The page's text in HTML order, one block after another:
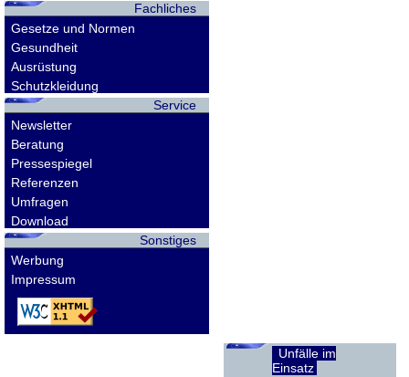
Fachliches
Gesetze und Normen
Gesundheit
Ausrüstung
Schutzkleidung
Service
Newsletter
Beratung
Pressespiegel
Referenzen
Umfragen
Download
Sonstiges
Werbung
Impressum
Unfälle im
Einsatz